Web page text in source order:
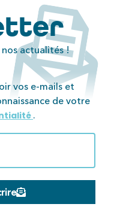
actualités !
vos e-mails et
de votre
.